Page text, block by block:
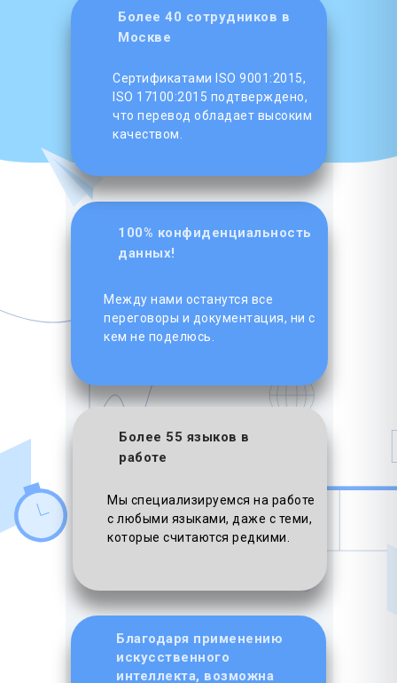
100% конфиденциальность
данных!
Между нами останутся все
переговоры и документация, ни с
кем не поделюсь.
Более 55 языков в
работе
Мы специализируемся на работе
с любыми языками, даже с теми,
которые считаются редкими.
Более 40 сотрудников в
Москве
Сертификатами ISO 9001:2015,
ISO 17100:2015 подтверждено,
что перевод обладает высоким
качеством.
Благодаря применению
искусственного
интеллекта, возможна